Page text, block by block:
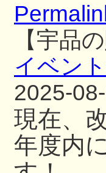
【宇品
イベン
2025-
現在、
年度内